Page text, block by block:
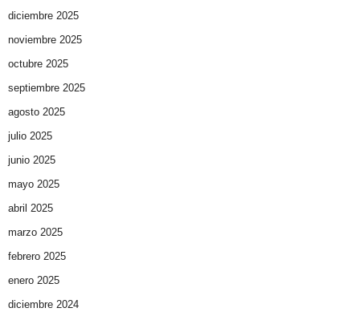
diciembre 2025
noviembre 2025
octubre 2025
septiembre 2025
agosto 2025
julio 2025
junio 2025
mayo 2025
abril 2025
marzo 2025
febrero 2025
enero 2025
diciembre 2024